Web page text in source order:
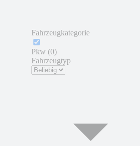
Fahrzeugkategorie
Pkw (0)
Fahrzeugtyp